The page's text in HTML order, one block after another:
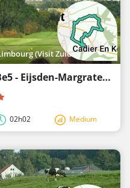
(Visit Zuid-Limburg)
Itinéraire de promenade Be5 - Eijsden-Margraten - Tour de Bemelen 1
02h02 Medium